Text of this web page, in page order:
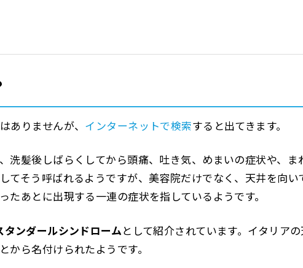
ありませんが、 インターネットで検索すると出てきます。
洗髪後しばらくしてから頭痛、吐き気、めまいの症状や、ま
てそう呼ばれるようですが、美容院だけでなく、天井を向い
あとに出現する一連の症状を指しているようです。
タンダールシンドロームとして紹介されています。イタリアの
ら名付けられたようです。